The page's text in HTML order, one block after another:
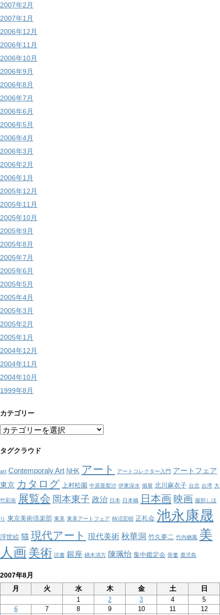
2007年2月
2007年1月
2006年12月
2006年11月
2006年10月
2006年9月
2006年8月
2006年7月
2006年6月
2006年5月
2006年4月
2006年3月
2006年2月
2006年1月
2005年12月
2005年11月
2005年10月
2005年9月
2005年8月
2005年7月
2005年6月
2005年5月
2005年4月
2005年3月
2005年2月
2005年1月
2004年12月
2004年11月
2004年10月
1999年8月
カテゴリー
カ
ゴ
ー
タグクラウド
art Contemporaly Art NHK アート アートコレクター入門 アートフェア
東京 カタログ 上村松園 中原亜梨沙 伊東深水 個展 北川麻衣子 台北 台湾 大
竹彩奈 展覧会 岡本東子 政治 日本 日本橋 日本画 映画 服部しほ
り 東京美術倶楽部 東美 東美アートフェア 柿沼宏樹 正札会 池永康晟
浮世絵 猫 現代アート 現代美術 秋華洞 竹久夢二 竹内栖鳳 美
人画 美術 読書 銀座 鏑木清方 陳珮怡 集中鑑定会 骨董 鹿児島
2007年8月
月
火 水 木 金 土 日
1 2 3 4
5
6
7 8 9 10 11
12